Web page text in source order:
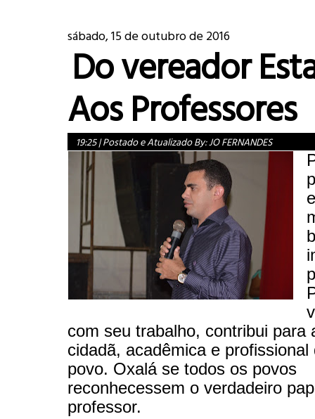
sábado, 15 de outubro de 2016
Do vereador
Aos Professores
19:25|Postado e Atualizado By:JO FERNANDES
com seu trabalho, contribui para
cidadã, acadêmica e profissional
povo. Oxalá se todos os povos
reconhecessem o verdadeiro
professor.